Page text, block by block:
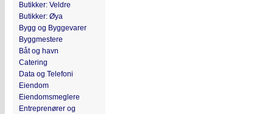
Butikker: Veldre
Butikker: Øya
Bygg og Byggevarer
Byggmestere
Båt og havn
Catering
Data og Telefoni
Eiendom
Eiendomsmeglere
Entreprenører og